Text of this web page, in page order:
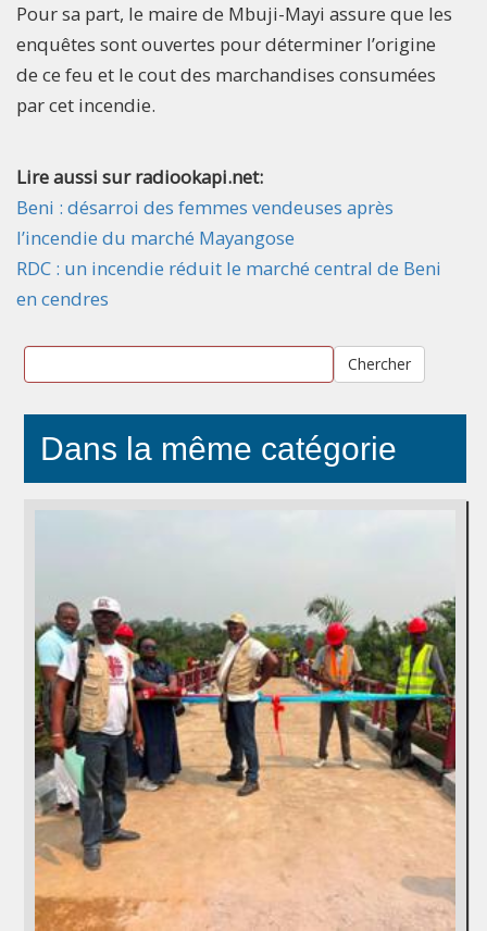
Pour sa part, le maire de Mbuji-Mayi assure que les
enquêtes sont ouvertes pour déterminer l’origine
de ce feu et le cout des marchandises consumées
par cet incendie.
Lire aussi sur radiookapi.net:
Beni : désarroi des femmes vendeuses après
l’incendie du marché Mayangose
RDC : un incendie réduit le marché central de Beni
en cendres
Chercher
Dans la même catégorie